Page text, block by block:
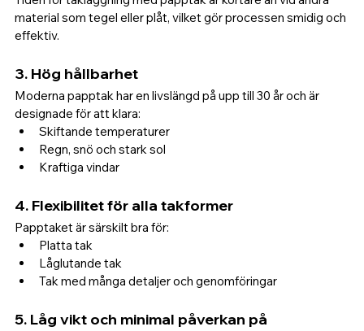
material som tegel eller plåt, vilket gör processen smidig och
effektiv.
3. Hög hållbarhet
Moderna papptak har en livslängd på upp till 30 år och är
designade för att klara:
Skiftande temperaturer
Regn, snö och stark sol
Kraftiga vindar
4. Flexibilitet för alla takformer
Papptaket är särskilt bra för:
Platta tak
Låglutande tak
Tak med många detaljer och genomföringar
5. Låg vikt och minimal påverkan på